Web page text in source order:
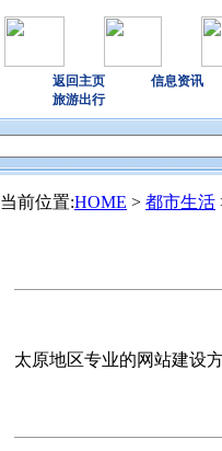
返回主页
信息资讯
旅游出行
当前位置:HOME > 都市生活
太原地区专业的网站建设